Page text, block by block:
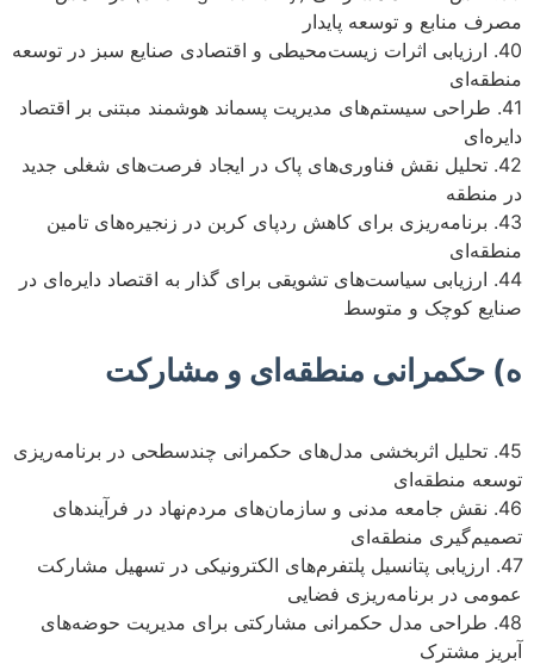
مصرف منابع و توسعه پایدار
40. ارزیابی اثرات زیست‌محیطی و اقتصادی صنایع سبز در توسعه
منطقه‌ای
41. طراحی سیستم‌های مدیریت پسماند هوشمند مبتنی بر اقتصاد
دایره‌ای
42. تحلیل نقش فناوری‌های پاک در ایجاد فرصت‌های شغلی جدید
در منطقه
43. برنامه‌ریزی برای کاهش ردپای کربن در زنجیره‌های تامین
منطقه‌ای
44. ارزیابی سیاست‌های تشویقی برای گذار به اقتصاد دایره‌ای در
صنایع کوچک و متوسط
ه) حکمرانی منطقه‌ای و مشارکت
45. تحلیل اثربخشی مدل‌های حکمرانی چندسطحی در برنامه‌ریزی
توسعه منطقه‌ای
46. نقش جامعه مدنی و سازمان‌های مردم‌نهاد در فرآیندهای
تصمیم‌گیری منطقه‌ای
47. ارزیابی پتانسیل پلتفرم‌های الکترونیکی در تسهیل مشارکت
عمومی در برنامه‌ریزی فضایی
48. طراحی مدل حکمرانی مشارکتی برای مدیریت حوضه‌های
آبریز مشترک